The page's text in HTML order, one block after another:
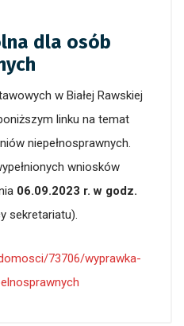
dla osób
w Białej Rawskiej
linku na temat
niepełnosprawnych.
wniosków
06.09.2023 r. w godz.
sekretariatu).
73706/wyprawka-